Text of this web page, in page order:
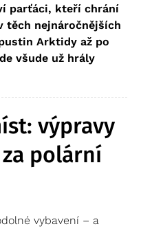
parťáci, kteří chrání
těch nejnáročnějších
Arktidy až po
všude už hrály
výpravy
polární
vybavení – a